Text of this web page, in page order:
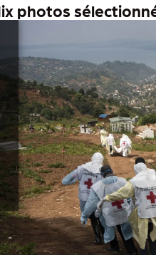
photos